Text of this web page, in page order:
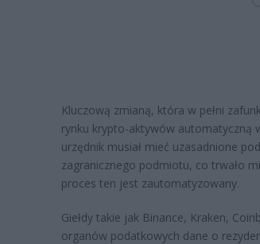
Kluczową zmianą, która w pełni
rynku krypto-aktywów automatyczną
urzędnik musiał mieć uzasadnione
zagranicznego podmiotu, co trwało
proces ten jest zautomatyzowany.
Giełdy takie jak Binance, Kraken,
organów podatkowych dane o